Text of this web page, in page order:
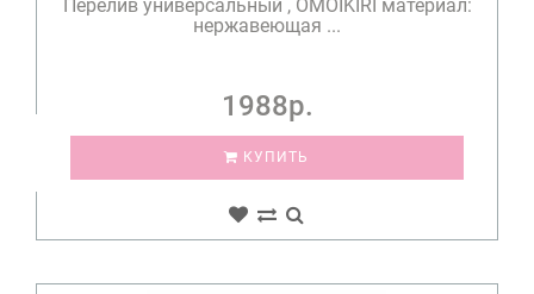
Перелив универсальный , OMOIKIRI материал:
нержавеющая ...
1988р.
КУПИТЬ